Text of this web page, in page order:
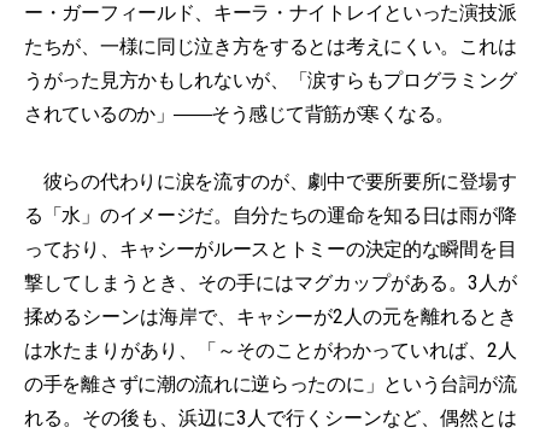
ー・ガーフィールド、キーラ・ナイトレイといった演技派
たちが、一様に同じ泣き方をするとは考えにくい。これは
うがった見方かもしれないが、「涙すらもプログラミング
されているのか」――そう感じて背筋が寒くなる。
彼らの代わりに涙を流すのが、劇中で要所要所に登場す
る「水」のイメージだ。自分たちの運命を知る日は雨が降
っており、キャシーがルースとトミーの決定的な瞬間を目
撃してしまうとき、その手にはマグカップがある。3人が
揉めるシーンは海岸で、キャシーが2人の元を離れるとき
は水たまりがあり、「～そのことがわかっていれば、2人
の手を離さずに潮の流れに逆らったのに」という台詞が流
れる。その後も、浜辺に3人で行くシーンなど、偶然とは